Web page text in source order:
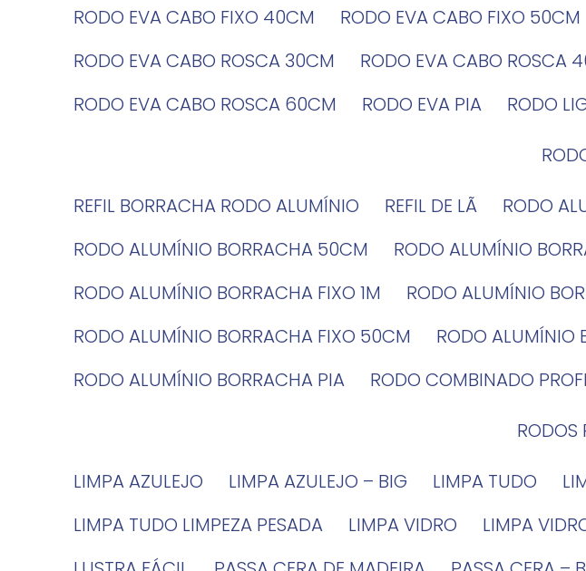
RODO EVA CABO FIXO 40CM
RODO EVA CABO FIXO 50CM
RODO EVA CABO ROSCA 30CM
RODO EVA CABO ROSCA
RODO EVA CABO ROSCA 60CM
RODO EVA PIA
RODO
REFIL BORRACHA RODO ALUMÍNIO
REFIL DE LÃ RODO
RODO ALUMÍNIO BORRACHA 50CM
RODO ALUMÍNIO
RODO ALUMÍNIO BORRACHA FIXO 1M
RODO ALUMÍNIO
RODO ALUMÍNIO BORRACHA FIXO 50CM
RODO
RODO ALUMÍNIO BORRACHA PIA
RODO COMBINADO
LIMPA AZULEJO
LIMPA AZULEJO – BIG LIMPA TUDO
LIMPA TUDO LIMPEZA PESADA
LIMPA VIDRO LIMPA